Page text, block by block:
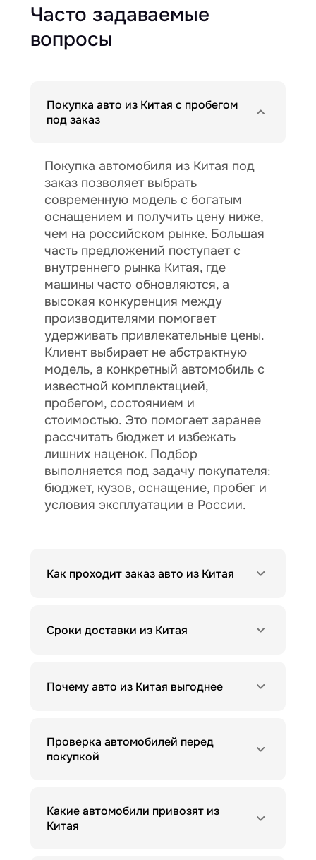
Часто задаваемые
вопросы
Покупка авто из Китая с пробегом
под заказ
Покупка автомобиля из Китая под
заказ позволяет выбрать
современную модель с богатым
оснащением и получить цену ниже,
чем на российском рынке. Большая
часть предложений поступает с
внутреннего рынка Китая, где
машины часто обновляются, а
высокая конкуренция между
производителями помогает
удерживать привлекательные цены.
Клиент выбирает не абстрактную
модель, а конкретный автомобиль с
известной комплектацией,
пробегом, состоянием и
стоимостью. Это помогает заранее
рассчитать бюджет и избежать
лишних наценок. Подбор
выполняется под задачу покупателя:
бюджет, кузов, оснащение, пробег и
условия эксплуатации в России.
Как проходит заказ авто из Китая
Сроки доставки из Китая
Почему авто из Китая выгоднее
Проверка автомобилей перед
покупкой
Какие автомобили привозят из
Китая